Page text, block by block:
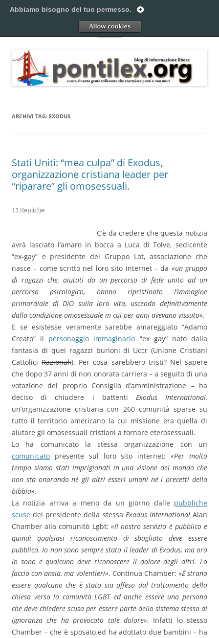
al
Pontilex
Menu
ARCHIVI TAG: EXODUS
Stati Uniti: “mea culpa” di Exodus,
organizzazione cristiana leader per
“riparare” gli omosessuali.
11 Repliche
C’è da credere che questa notizia
avrà lasciato l’amaro in bocca a Luca di Tolve, sedicente
“ex-gay” e presidente del Gruppo Lot, associazione che
nasce – come scritto nel loro sito internet – da «un gruppo
di ragazzi che, aiutati da un percorso di fede unito ad un
percorso psicologico, hanno ripristinato l’immagine
primordiale di DIO sulla loro vita, uscendo definitivamente
dalla condizione omosessuale in cui per anni avevano vissuto».
E se esistesse veramente sarebbe amareggiato “Adamo
Creato” il personaggio immaginario “ex gay” nato dalla
fantasia di quei ragazzi burloni di Uccr (Unione Cristiani
CattoliciRazionali). Per cosa sarebbero tristi? Nel sapere
che dopo 37 anni di non onorata carriera – a seguito di una
votazione del proprio Consiglio d’amministrazione – ha
deciso di chiudere i battenti Exodus International,
un’organizzazione cristiana con 260 comunità sparse su
tutto il territorio americano la cui missione era quella di
aiutare gli omosessuali cristiani a tornare eterosessuali.
Lo ha comunicato la stessa organizzazione con un
comunicato presente sul loro sito internet:«Per molto
tempo siamo stati imprigionati in una visione del mondo che
non sta onorando né gli altri esseri umani né i precettidella
bibbia».
La notizia arriva a meno da un giorno dalle pubbliche
scuse del presidente della stessa Exodus InternationalAlan
Chamber alla comunitò Lgbt: «Il nostro servizio è pubblico e
quindi qualsiasi riconoscimento di sbagliato deve essere
pubblico. Io non sono sempre stato il leader di Exodus, ma ora
lo sono e qualcuno deve riconoscere il dolore degli altri. Lo
faccio con ansia, ma volentieri». Continua Chamber: «È strano
essere qualcuno che è stato sia offeso dal trattamento della
chiesa verso la comunità LGBT ed anche essere una persona
che deve chiedere scusa per essere parte dello sistema stesso di
ignoranza che ha provocato tale dolore». Infatti lo stesso
Chamber – che è sposato ed ha adottato due bambini – ha
Abbiamo bisogno del tuo permesso.